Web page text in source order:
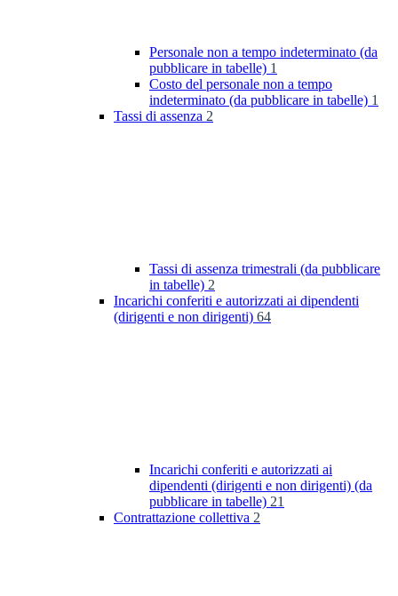
Personale non a tempo indeterminato (da
pubblicare in tabelle) 1
Costo del personale non a tempo
indeterminato (da pubblicare in tabelle) 1
Tassi di assenza 2
Tassi di assenza trimestrali (da pubblicare
in tabelle) 2
Incarichi conferiti e autorizzati ai dipendenti
(dirigenti e non dirigenti) 64
Incarichi conferiti e autorizzati ai
dipendenti (dirigenti e non dirigenti) (da
pubblicare in tabelle) 21
Contrattazione collettiva 2